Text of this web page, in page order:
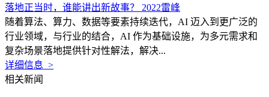
落地正当时，谁能讲出新故事？ 2022雷峰
随着算法、算力、数据等要素持续迭代，AI 迈入到更广泛的
行业领域，与行业的结合，AI 作为基础设施，为多元需求和
复杂场景落地提供针对性解法，解决...
详细信息 >
相关新闻